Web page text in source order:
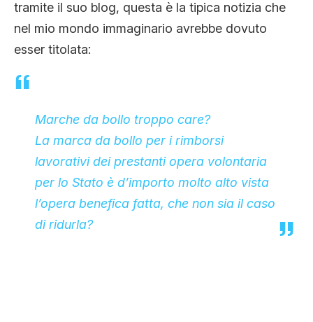
tramite il suo blog, questa è la tipica notizia che
nel mio mondo immaginario avrebbe dovuto
esser titolata:
Marche da bollo troppo care?
La marca da bollo per i rimborsi
lavorativi dei prestanti opera volontaria
per lo Stato è d’importo molto alto vista
l’opera benefica fatta, che non sia il caso
di ridurla?